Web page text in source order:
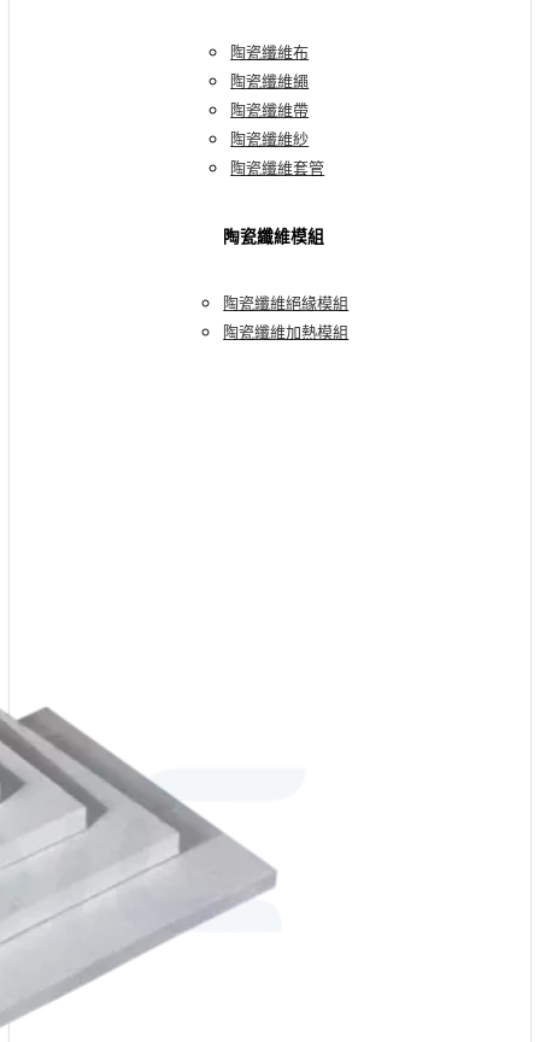
陶瓷纖維布
陶瓷纖維繩
陶瓷纖維帶
陶瓷纖維紗
陶瓷纖維套管
陶瓷纖維模組
陶瓷纖維絕緣模組
陶瓷纖維加熱模組